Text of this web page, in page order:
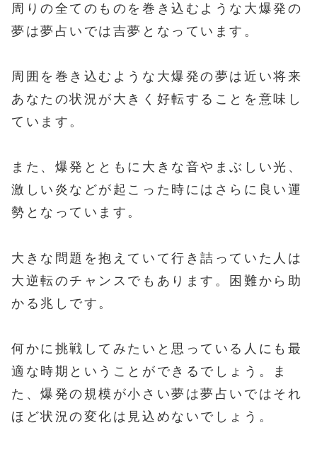
周りの全てのものを巻き込むような大爆発の
夢は夢占いでは吉夢となっています。
周囲を巻き込むような大爆発の夢は近い将来
あなたの状況が大きく好転することを意味し
ています。
また、爆発とともに大きな音やまぶしい光、
激しい炎などが起こった時にはさらに良い運
勢となっています。
大きな問題を抱えていて行き詰っていた人は
大逆転のチャンスでもあります。困難から助
かる兆しです。
何かに挑戦してみたいと思っている人にも最
適な時期ということができるでしょう。ま
た、爆発の規模が小さい夢は夢占いではそれ
ほど状況の変化は見込めないでしょう。